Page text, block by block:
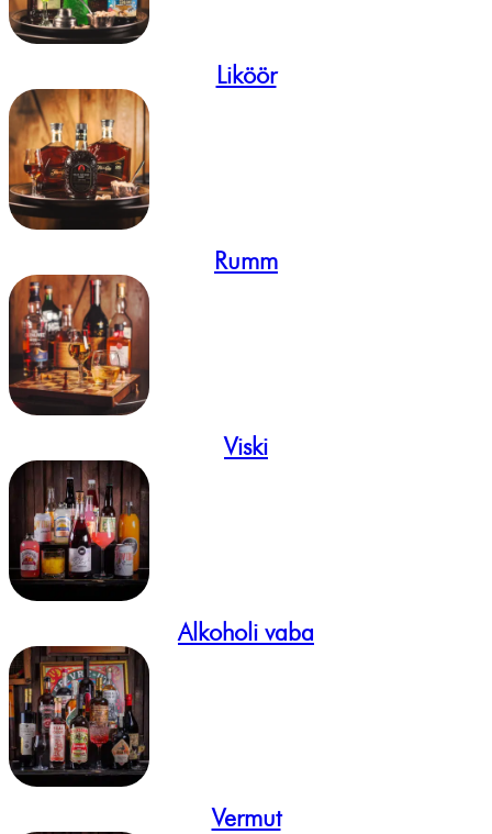
Liköör
Rumm
Viski
Alkoholi vaba
Vermut